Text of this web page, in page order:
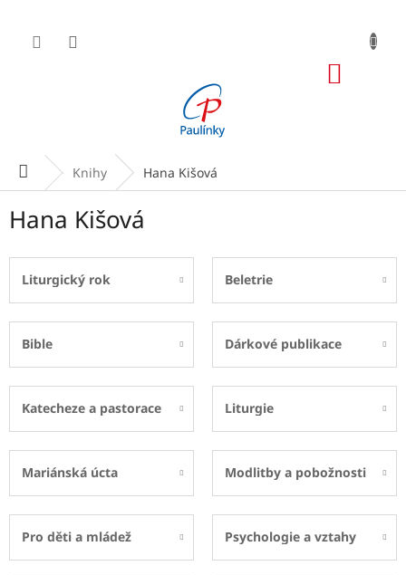
obsah
Domů Knihy Hana Kišová
Hana Kišová
Liturgický rok Beletrie
Bible Dárkové publikace
Katecheze a pastorace Liturgie
Mariánská úcta Modlitby a pobožnosti
Pro děti a mládež Psychologie a vztahy